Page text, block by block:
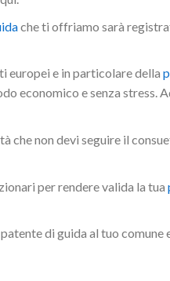
che ti offriamo sarà
europei e in particolare della
economico e senza stress.
che non devi seguire il
per rendere valida la tua
di guida al tuo comune